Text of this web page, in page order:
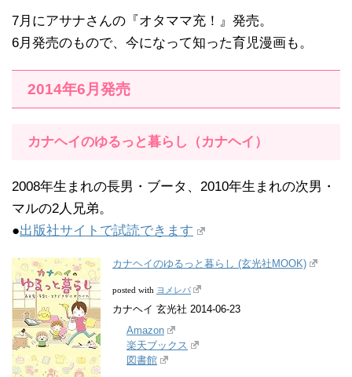
7月にアサナさんの『オタママ充！』発売。
6月発売のもので、今になって知った育児漫画も。
2014年6月発売
カナヘイのゆるっと暮らし（カナヘイ）
2008年生まれの長男・ブータ、2010年生まれの次男・
マルの2人兄弟。
●出版社サイトで試読できます
カナヘイのゆるっと暮らし (玄光社MOOK)
posted with ヨメレバ
カナヘイ 玄光社 2014-06-23
Amazon
楽天ブックス
図書館